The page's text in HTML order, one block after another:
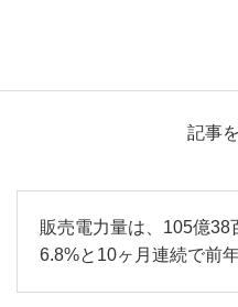
記事
販売電力量は、105億38
6.8%と10ヶ月連続で前